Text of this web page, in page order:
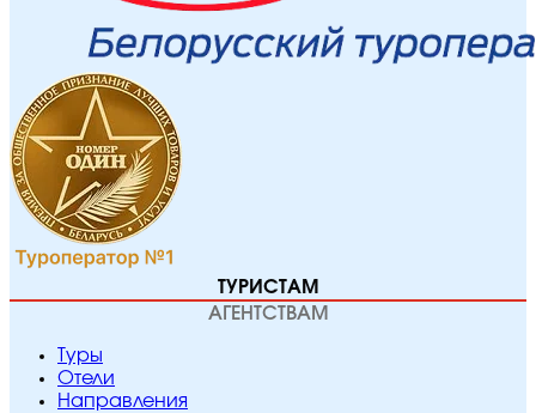
ТУРИСТАМ
АГЕНТСТВАМ
Туры
Отели
Направления